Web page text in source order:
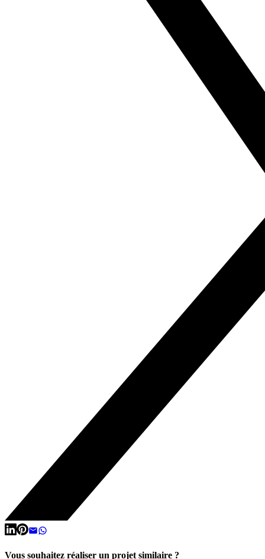
Vous souhaitez réaliser un projet similaire ?